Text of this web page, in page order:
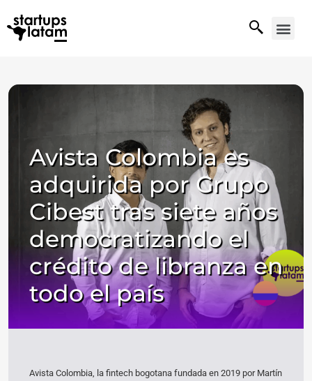
Avista Colombia es
adquirida por Grupo
Cibest tras siete años
democratizando el
crédito de libranza en
todo el país
Avista Colombia, la fintech bogotana fundada en 2019 por Martín